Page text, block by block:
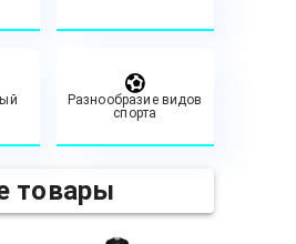
Разнообразие видов
спорта
товары